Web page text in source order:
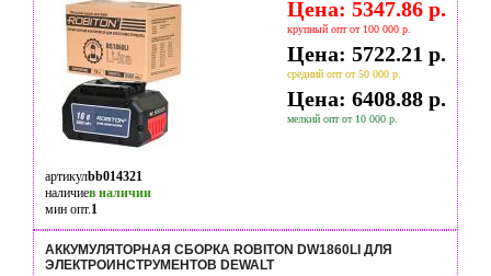
Цена: 5347.86 р.
крупный опт от 100 000 р.
Цена: 5722.21 р.
средний опт от 50 000 р.
Цена: 6408.88 р.
мелкий опт от 10 000 р.
артикулbb014321
наличиев наличии
мин опт.1
АККУМУЛЯТОРНАЯ СБОРКА ROBITON DW1860LI ДЛЯ
ЭЛЕКТРОИНСТРУМЕНТОВ DEWALT